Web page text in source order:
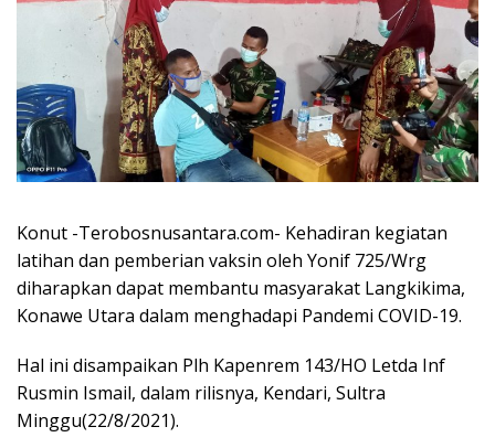
Konut -Terobosnusantara.com- Kehadiran kegiatan
latihan dan pemberian vaksin oleh Yonif 725/Wrg
diharapkan dapat membantu masyarakat Langkikima,
Konawe Utara dalam menghadapi Pandemi COVID-19.
Hal ini disampaikan Plh Kapenrem 143/HO Letda Inf
Rusmin Ismail, dalam rilisnya, Kendari, Sultra
Minggu(22/8/2021).